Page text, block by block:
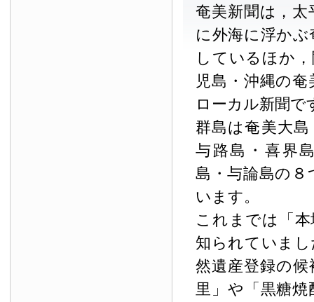
奄美新聞は，
に外海に浮か
しているほか
児島・沖縄の
ローカル新聞で
群島は奄美大
与路島・喜界
島・与論島の
います。
これまでは「
知られていま
然遺産登録の
里」や「黒糖